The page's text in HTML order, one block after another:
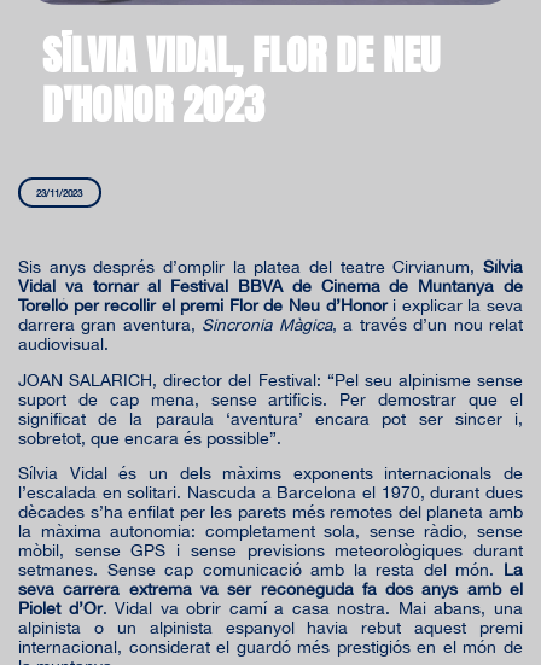
SÍLVIA VIDAL, FLOR DE NEU
D'HONOR 2023
23/11/2023
Sis anys després d’omplir la platea del teatre Cirvianum, Sílvia
Vidal va tornar al Festival BBVA de Cinema de Muntanya de
Torelló per recollir el premi Flor de Neu d’Honori explicar la seva
darrera gran aventura, Sincronia Màgica, a través d’un nou relat
audiovisual.
JOAN SALARICH, director del Festival: “Pel seu alpinisme sense
suport de cap mena, sense artificis. Per demostrar que el
significat de la paraula ‘aventura’ encara pot ser sincer i,
sobretot, que encara és possible”.
Sílvia Vidal és un dels màxims exponents internacionals de
l’escalada en solitari. Nascuda a Barcelona el 1970, durant dues
dècades s’ha enfilat per les parets més remotes del planeta amb
la màxima autonomia: completament sola, sense ràdio, sense
mòbil, sense GPS i sense previsions meteorològiques durant
setmanes. Sense cap comunicació amb la resta del món. La
seva carrera extrema va ser reconeguda fa dos anys amb el
Piolet d’Or. Vidal va obrir camí a casa nostra. Mai abans, una
alpinista o un alpinista espanyol havia rebut aquest premi
internacional, considerat el guardó més prestigiós en el món de